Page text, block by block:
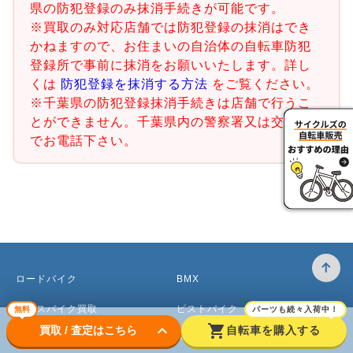
県の防犯登録のみ抹消手続きが可能です。
※買取のみ対応店舗では防犯登録の抹消はでき
かねますので、お住まいの自治体の自転車防犯
登録所で事前に抹消をお願いいたします。詳し
くは 防犯登録を抹消する方法 をご覧ください。
※千葉県の防犯登録抹消手続きは店舗で行うこ
とができません。千葉県内の警察署又は交番ま
でお電話下さい。
無料
買取 / 査定はこちら keyboard_arrow_down shopping_cart
パーツも続々入荷中！
自転車を購入する
ロードバイク
クロスバイク買取
マウンテンバイク買取
BMX
ピストバイク
ベビーカー